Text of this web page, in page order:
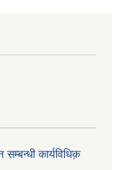
कार्यविधिक़